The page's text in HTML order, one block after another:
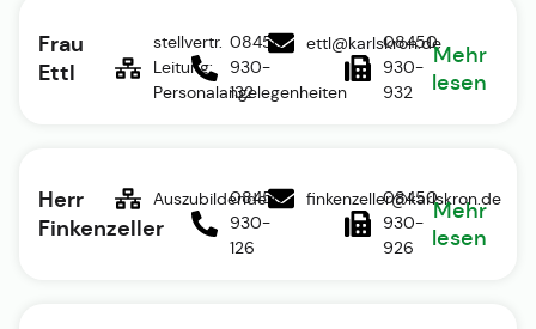
Frau
Ettl
stellvertr.
Leitung:
Personalangelegenheiten
08450
930-
132
ettl@karlskron.de
08450
930-
932
Mehr
lesen
Herr
Finkenzeller
Auszubildender
08450
930-
126
finkenzeller@karlskron.de
08450
930-
926
Mehr
lesen